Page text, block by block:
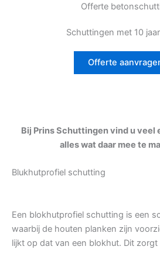
Offerte
Schuttingen met 10
Offerte
Bij Prins Schuttingen vind u
alles wat daar mee te
Blukhutprofiel schutting
Een blokhutprofiel schutting is een
waarbij de houten planken zijn
lijkt op dat van een blokhut. Dit